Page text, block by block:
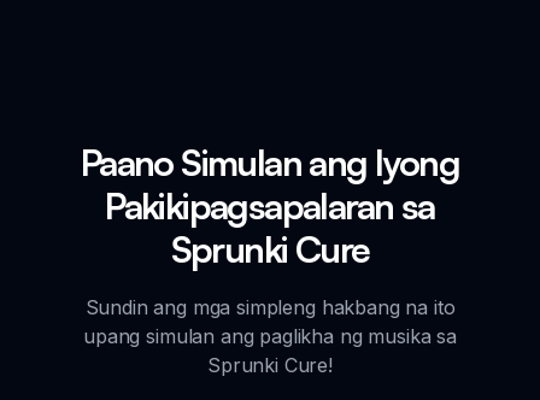
Paano Simulan ang Iyong
Pakikipagsapalaran sa
Sprunki Cure
Sundin ang mga simpleng hakbang na ito
upang simulan ang paglikha ng musika sa
Sprunki Cure!